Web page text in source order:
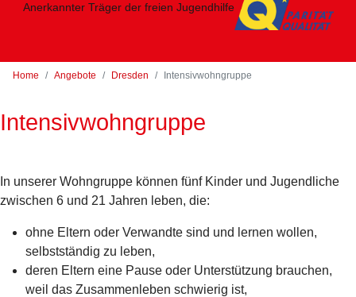
Anerkannter Träger der freien Jugendhilfe
Home Angebote Dresden Intensivwohngruppe
Intensivwohngruppe
In unserer Wohngruppe können fünf Kinder und Jugendliche
zwischen 6 und 21 Jahren leben, die:
ohne Eltern oder Verwandte sind und lernen wollen,
selbstständig zu leben,
deren Eltern eine Pause oder Unterstützung brauchen,
weil das Zusammenleben schwierig ist,